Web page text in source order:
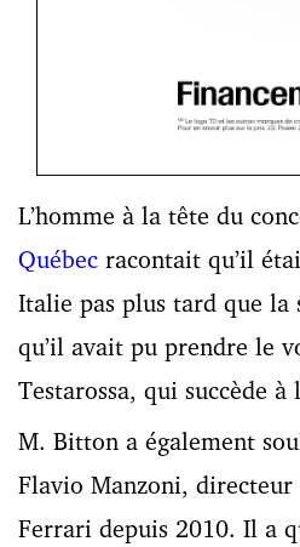
L’homme à la tête du
Québec racontait qu’il
Italie pas plus tard que la
qu’il avait pu prendre le
Testarossa, qui succède à
M. Bitton a également
Flavio Manzoni, directeur
Ferrari depuis 2010. Il a